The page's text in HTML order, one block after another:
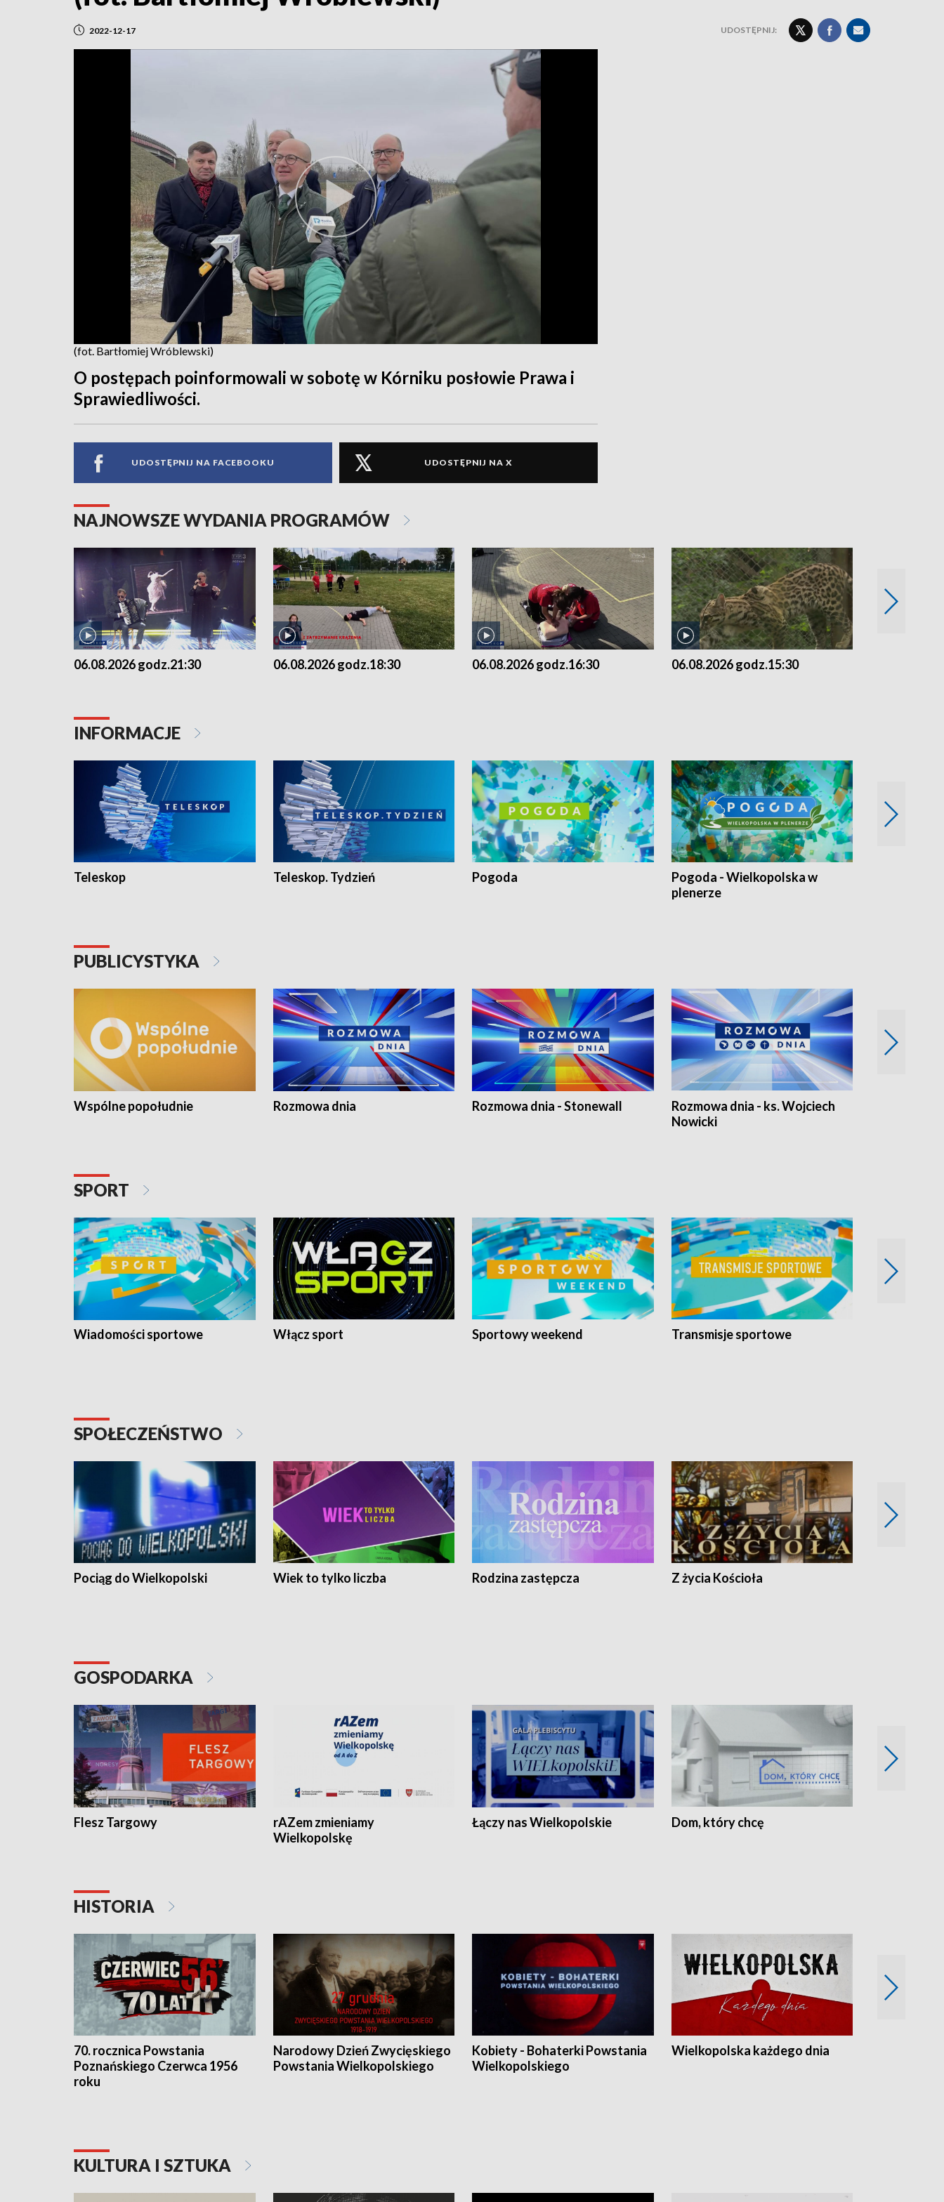
2022-12-17 UDOSTĘPNIJ:
(fot. Bartłomiej Wróblewski)
O postępach poinformowali w sobotę w Kórniku posłowie Prawa i
Sprawiedliwości.
UDOSTĘPNIJ NA FACEBOOKU UDOSTĘPNIJ NA X
NAJNOWSZE WYDANIA PROGRAMÓW
06.08.2026 godz.21:30 06.08.2026 godz.18:30 06.08.2026 godz.16:30 06.08.2026 godz.15:30
INFORMACJE
Teleskop Teleskop. Tydzień Pogoda
Pogoda - Wielkopolska w
plenerze
PUBLICYSTYKA
Wspólne popołudnie Rozmowa dnia Rozmowa dnia - Stonewall
Rozmowa dnia - ks. Wojciech
Nowicki
SPORT
Wiadomości sportowe Włącz sport Sportowy weekend Transmisje sportowe
SPOŁECZEŃSTWO
Pociąg do Wielkopolski Wiek to tylko liczba Rodzina zastępcza Z życia Kościoła
GOSPODARKA
Flesz Targowy
rAZem zmieniamy
Wielkopolskę
Łączy nas Wielkopolskie Dom, który chcę
HISTORIA
70. rocznica Powstania
Poznańskiego Czerwca 1956
roku
Narodowy Dzień Zwycięskiego
Powstania Wielkopolskiego
Kobiety - Bohaterki Powstania
Wielkopolskiego
Wielkopolska każdego dnia
KULTURA I SZTUKA